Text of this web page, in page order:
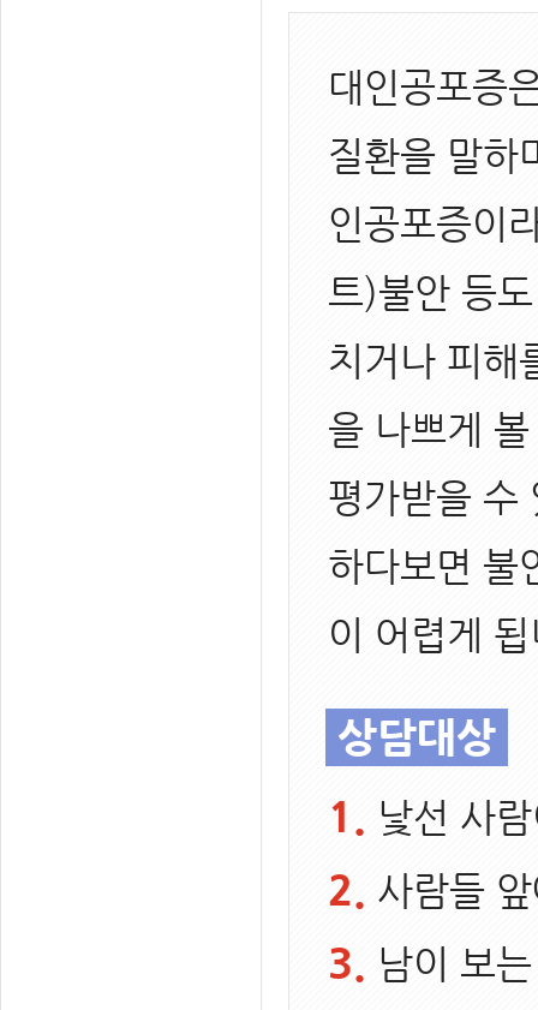
대인공포증
질환을 말하
인공포증이
트)불안 등
치거나 피해
을 나쁘게
평가받을 수
하다보면 불
이 어렵게
상담대상
1. 낯선 사
2. 사람들
3. 남이 보